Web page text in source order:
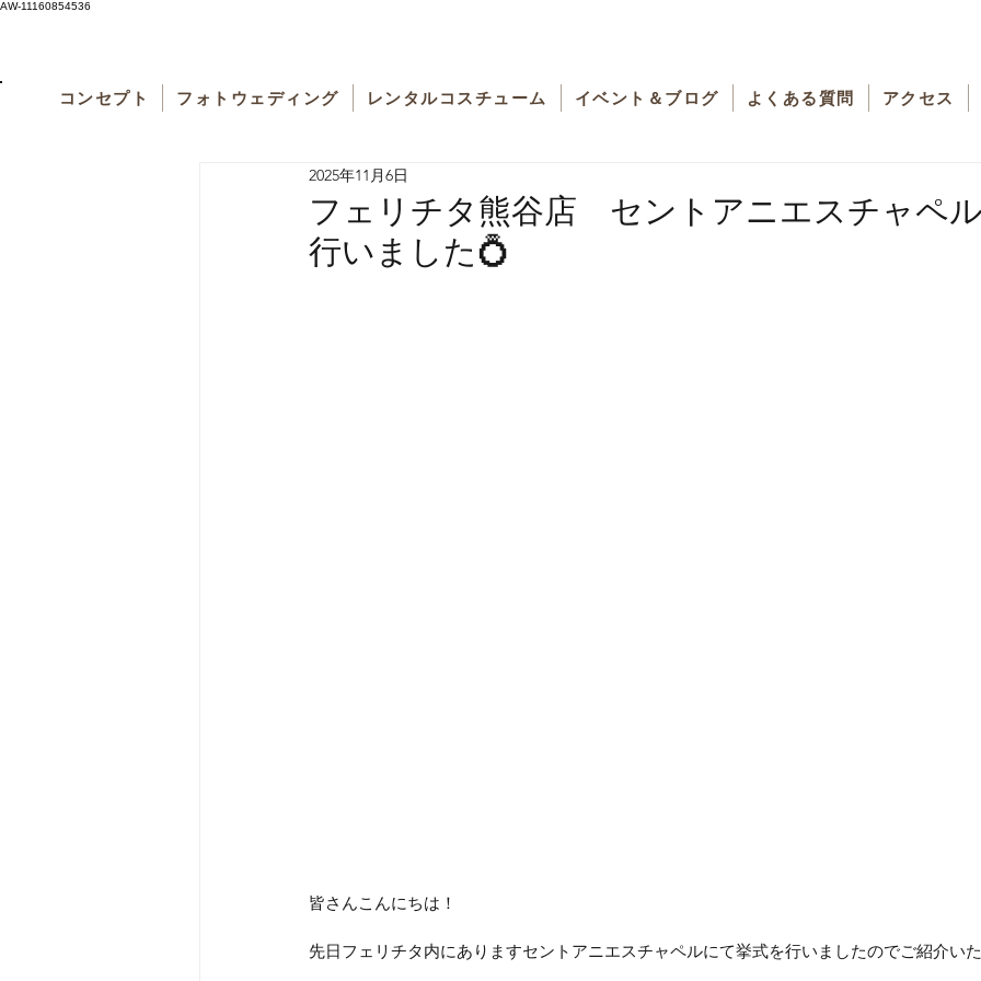
AW-11160854536
コンセプト フォトウェディング レンタルコスチューム イベント＆ブログ よくある質問 アクセス
フェリチタ熊谷店 セントアニエスチャペ
行いました💍
2025年11月6日
皆さんこんにちは！
先日フェリチタ内にありますセントアニエスチャペルにて挙式を行いましたのでご紹介い